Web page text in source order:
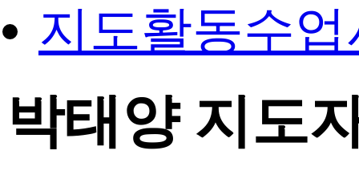
지도활동수
박태양 지도